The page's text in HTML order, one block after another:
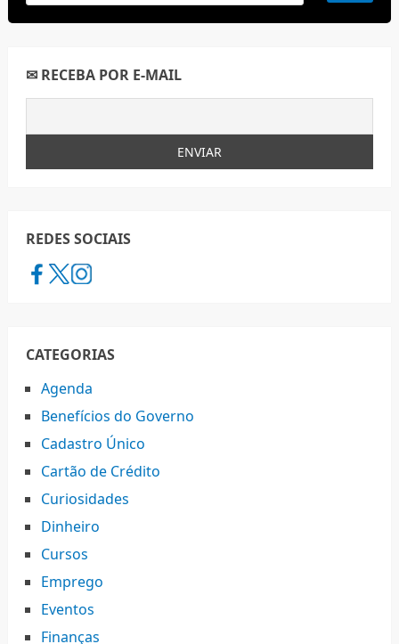
✉ RECEBA POR E-MAIL
REDES SOCIAIS
CATEGORIAS
Agenda
Benefícios do Governo
Cadastro Único
Cartão de Crédito
Curiosidades
Dinheiro
Cursos
Emprego
Eventos
Finanças